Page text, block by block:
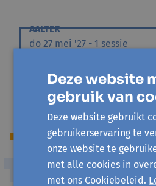
AALTER
do 27 mei '27 - 1 sessie
PERSOON EN WELZIJN
Lees ook
DUURZAAMHEID
Deze website
gebruik van
Deze website gebruikt
gebruikerservaring te
onze website te
met alle cookies in
met ons Cookiebeleid.